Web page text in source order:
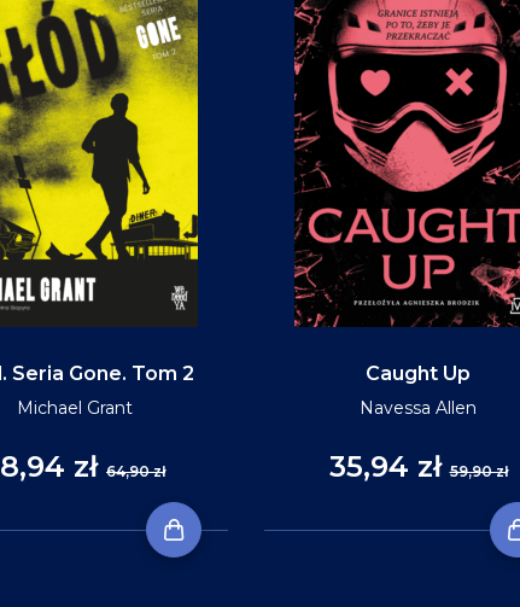
Seria Gone. Tom 2
Michael Grant
zł 64,90 zł
Caught Up
Navessa Allen
35,94 zł59,90 zł